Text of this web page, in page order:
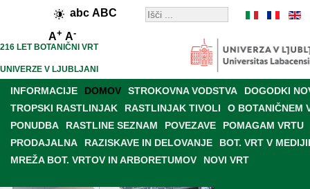
abc ABC
A+ A-
216 LET BOTANIČNI VRT
UNIVERZE V LJUBLJANI
INFORMACIJE DOMOV STROKOVNA VODSTVA
DOGODKI
TROPSKI RASTLINJAK
RASTLINJAK TIVOLI
O BOTANIČNEM
PONUDBA
RASTLINE SEZNAM POVEZAVE
POMAGAM VRTU
PRODAJALNA
RAZISKAVE IN DELOVANJE
BOT. VRT V
MREŽA BOT. VRTOV IN ARBORETUMOV
NOVI VRT